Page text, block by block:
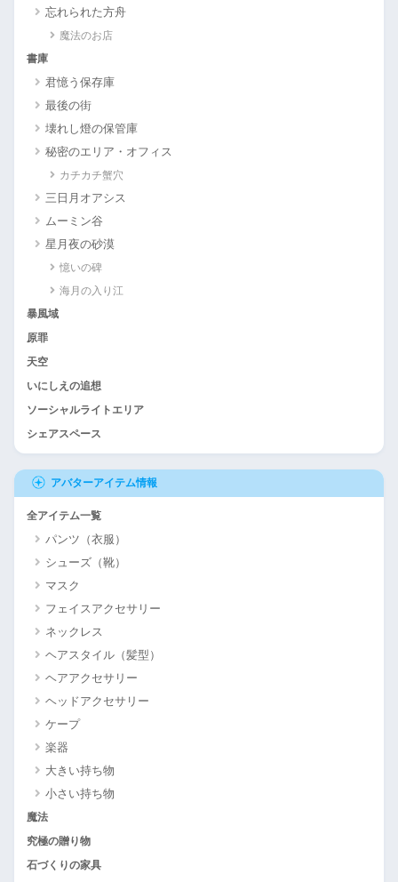
忘れられた方舟
魔法のお店
書庫
君憶う保存庫
最後の街
壊れし燈の保管庫
秘密のエリア・オフィス
カチカチ蟹穴
三日月オアシス
ムーミン谷
星月夜の砂漠
憶いの碑
海月の入り江
暴風域
原罪
天空
いにしえの追想
ソーシャルライトエリア
シェアスペース
アバターアイテム情報
全アイテム一覧
パンツ（衣服）
シューズ（靴）
マスク
フェイスアクセサリー
ネックレス
ヘアスタイル（髪型）
ヘアアクセサリー
ヘッドアクセサリー
ケープ
楽器
大きい持ち物
小さい持ち物
魔法
究極の贈り物
石づくりの家具